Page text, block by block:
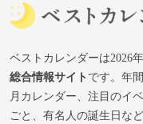
ベストカレンダーは2026年
総合情報サイトです。年
月カレンダー、注目のイ
ごと、有名人の誕生日な